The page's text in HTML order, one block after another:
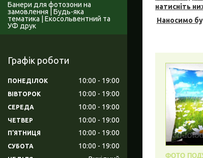
натисніть
Наносимо
ФОТО
Банери для фотозони на
замовлення | Будь-яка
тематика | Екосольвентний та
УФ друк
Графік роботи
ПОНЕДІЛОК 10:00 19:00
ВІВТОРОК 10:00 19:00
СЕРЕДА 10:00 19:00
ЧЕТВЕР 10:00 19:00
ПʼЯТНИЦЯ 10:00 19:00
СУБОТА 10:00 19:00